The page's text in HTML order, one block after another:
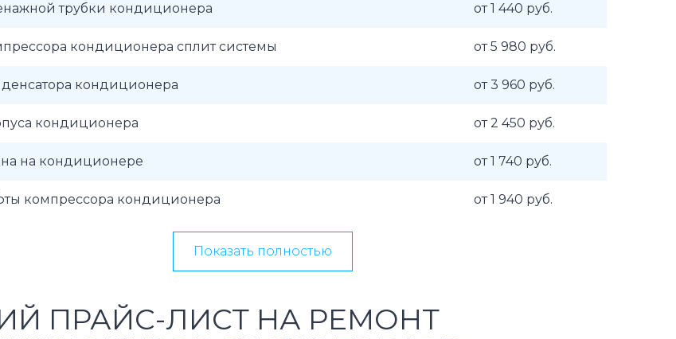
трубки кондиционера от 1 440 руб.
кондиционера сплит системы от 5 980 руб.
кондиционера от 3 960 руб.
кондиционера от 2 450 руб.
на кондиционере от 1 740 руб.
компрессора кондиционера от 1 940 руб.
Показать полностью
ПРАЙС-ЛИСТ НА РЕМОНТ